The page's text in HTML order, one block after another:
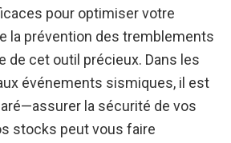
pour optimiser votre
la prévention des tremblements
de cet outil précieux. Dans les
événements sismiques, il est
la sécurité de vos
stocks peut vous faire